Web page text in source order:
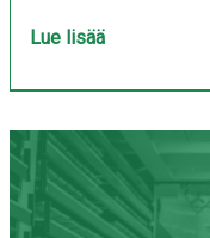
Lue lisää